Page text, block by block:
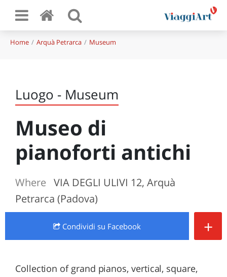
Home Arquà Petrarca Museum
Luogo - Museum
Museo di
pianoforti antichi
Where VIA DEGLI ULIVI 12, Arquà
Petrarca (Padova)
Condividi su Facebook +
Collection of grand pianos, vertical, square,